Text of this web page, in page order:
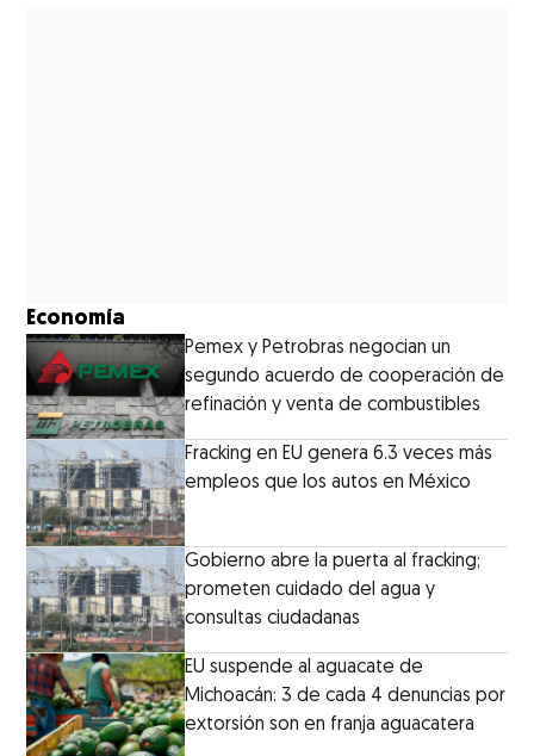
Economía
Pemex y Petrobras negocian un
segundo acuerdo de cooperación de
refinación y venta de combustibles
Fracking en EU genera 6.3 veces más
empleos que los autos en México
Gobierno abre la puerta al fracking;
prometen cuidado del agua y
consultas ciudadanas
EU suspende al aguacate de
Michoacán: 3 de cada 4 denuncias por
extorsión son en franja aguacatera